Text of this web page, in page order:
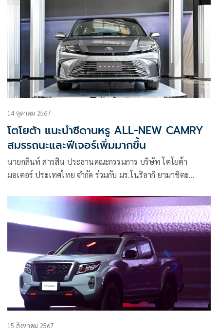
14 ตุลาคม 2567
โตโยต้า แนะนำซีดานหรู ALL-NEW CAMRY
สมรรถนะและฟีเจอร์เพิ่มมากขึ้น
นายกลินท์ สารสิน ประธานคณะกรรมการ บริษัท โตโยต้า
มอเตอร์ ประเทศไทย จำกัด ร่วมกับ มร.โนริอากิ ยามาชิตะ
15 สิงหาคม 2567